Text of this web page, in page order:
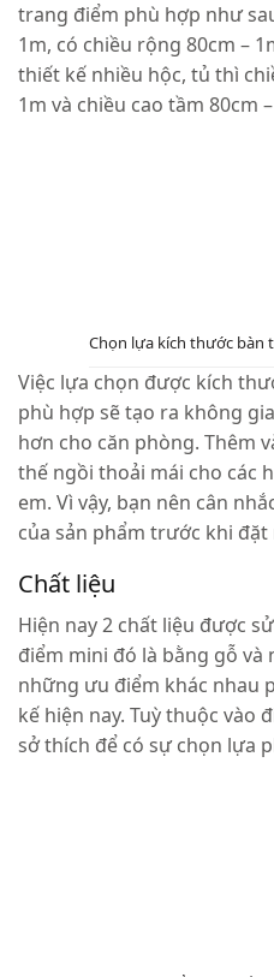
trang điểm phù hợp như
1m, có chiều rộng 80cm –
thiết kế nhiều hộc, tủ thì
1m và chiều cao tầm 80cm
Chọn lựa kích thước bàn
Việc lựa chọn được kích
phù hợp sẽ tạo ra không
hơn cho căn phòng. Thêm
thế ngồi thoải mái cho các
em. Vì vậy, bạn nên cân
của sản phẩm trước khi đặt
Chất liệu
Hiện nay 2 chất liệu được
điểm mini đó là bằng gỗ và
những ưu điểm khác nhau
kế hiện nay. Tuỳ thuộc vào
sở thích để có sự chọn lựa